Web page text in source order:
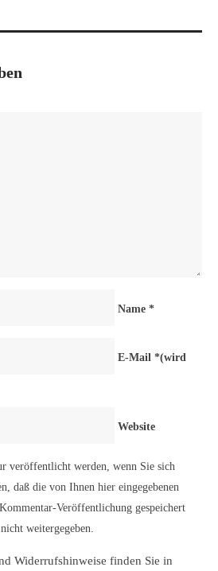
Name *
E-Mail *(wird
Website
veröffentlicht werden, wenn Sie sich
daß die von Ihnen hier eingegebenen
Veröffentlichung gespeichert
weitergegeben.
Widerrufshinweise finden Sie in